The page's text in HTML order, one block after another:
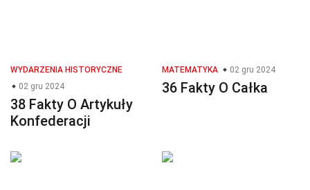
WYDARZENIA HISTORYCZNE
02 gru 2024
38 Fakty O Artykuły
Konfederacji
MATEMATYKA 02 gru 2024
36 Fakty O Całka